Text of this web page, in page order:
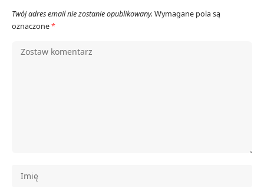
Twój adres email nie zostanie opublikowany. Wymagane pola są
oznaczone*